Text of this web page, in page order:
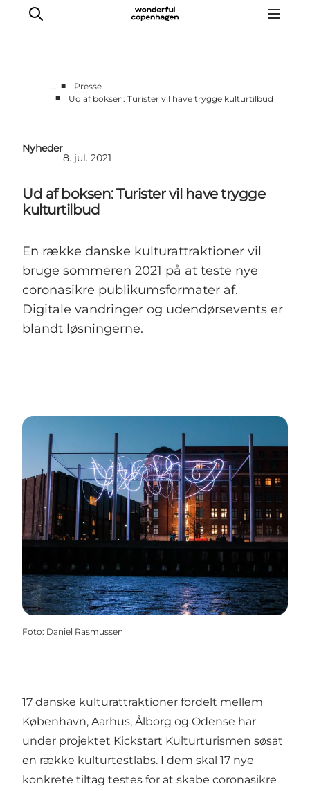
Turismeviden
… ■
Presse
■
Ud af boksen: Turister vil have trygge kulturtilbud
Nyheder
8. jul. 2021
Ud af boksen: Turister vil have trygge
kulturtilbud
En række danske kulturattraktioner vil
bruge sommeren 2021 på at teste nye
coronasikre publikumsformater af.
Digitale vandringer og udendørsevents er
blandt løsningerne.
Foto: Daniel Rasmussen
17 danske kulturattraktioner fordelt mellem
København, Aarhus, Ålborg og Odense har
under projektet Kickstart Kulturturismen søsat
en række kulturtestlabs. I dem skal 17 nye
konkrete tiltag testes for at skabe coronasikre